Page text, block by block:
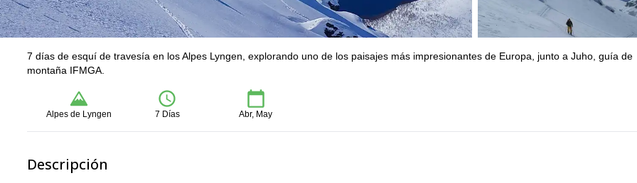
7 días de esquí de travesía en los Alpes Lyngen, explorando uno de los paisajes más impresionantes de Europa, junto a Juho, guía de
montaña IFMGA.
Alpes de Lyngen 7 Días Abr, May
Descripción